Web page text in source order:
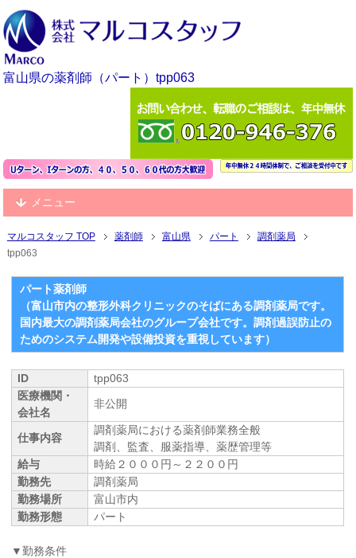
富山県の薬剤師（パート）tpp063
メニュー
マルコスタッフ TOP 薬剤師 富山県 パート
調剤薬局
tpp063
パート薬剤師
（富山市内の整形外科クリニックのそばにある調剤薬局です。
国内最大の調剤薬局会社のグループ会社です。調剤過誤防止の
ためのシステム開発や設備投資を重視しています）
ID
tpp063
医療機関・
会社名
非公開
仕事内容
調剤薬局における薬剤師業務全般
調剤、監査、服薬指導、薬歴管理等
給与
時給２０００円～２２００円
勤務先
調剤薬局
勤務場所
富山市内
勤務形態
パート
▼勤務条件